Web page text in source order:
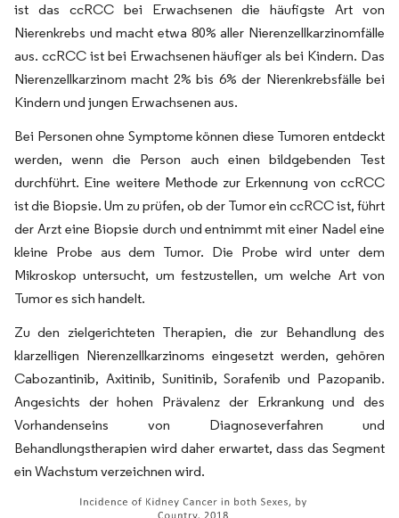
ist das ccRCC bei Erwachsenen die häufigste Art von
Nierenkrebs und macht etwa 80% aller Nierenzellkarzinomfälle
aus. ccRCC ist bei Erwachsenen häufiger als bei Kindern. Das
Nierenzellkarzinom macht 2% bis 6% der Nierenkrebsfälle bei
Kindern und jungen Erwachsenen aus.
Bei Personen ohne Symptome können diese Tumoren entdeckt
werden, wenn die Person auch einen bildgebenden Test
durchführt. Eine weitere Methode zur Erkennung von ccRCC
ist die Biopsie. Um zu prüfen, ob der Tumor ein ccRCC ist, führt
der Arzt eine Biopsie durch und entnimmt mit einer Nadel eine
kleine Probe aus dem Tumor. Die Probe wird unter dem
Mikroskop untersucht, um festzustellen, um welche Art von
Tumor es sich handelt.
Zu den zielgerichteten Therapien, die zur Behandlung des
klarzelligen Nierenzellkarzinoms eingesetzt werden, gehören
Cabozantinib, Axitinib, Sunitinib, Sorafenib und Pazopanib.
Angesichts der hohen Prävalenz der Erkrankung und des
Vorhandenseins von Diagnoseverfahren und
Behandlungstherapien wird daher erwartet, dass das Segment
ein Wachstum verzeichnen wird.